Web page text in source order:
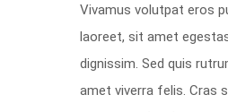
Vivamus volutpat eros
laoreet, sit amet
dignissim. Sed quis
amet viverra felis. Cras